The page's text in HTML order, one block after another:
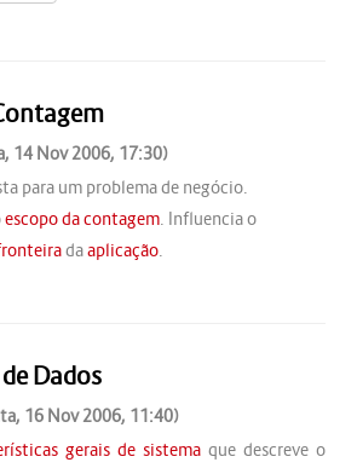
14 Nov 2006, 17:30)
para um problema de negócio.
escopo da contagem. Influencia o
daaplicação.
Dados
16 Nov 2006, 11:40)
gerais de sistemaque descreve o